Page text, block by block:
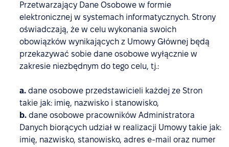
Przetwarzający Dane Osobowe w formie
elektronicznej w systemach informatycznych. Strony
oświadczają, że w celu wykonania swoich
obowiązków wynikających z Umowy Głównej będą
przekazywać sobie dane osobowe wyłącznie w
zakresie niezbędnym do tego celu, tj.:
a. dane osobowe przedstawicieli każdej ze Stron
takie jak: imię, nazwisko i stanowisko,
b. dane osobowe pracowników Administratora
Danych biorących udział w realizacji Umowy takie jak:
imię, nazwisko, stanowisko, adres e-mail oraz numer